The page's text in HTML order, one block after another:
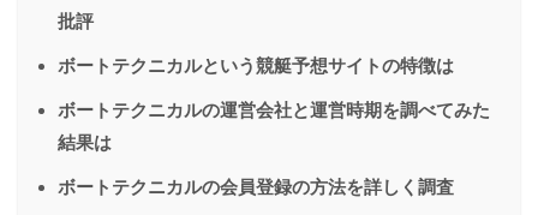
批評
ボートテクニカルという競艇予想サイトの特徴は
ボートテクニカルの運営会社と運営時期を調べてみた
結果は
ボートテクニカルの会員登録の方法を詳しく調査